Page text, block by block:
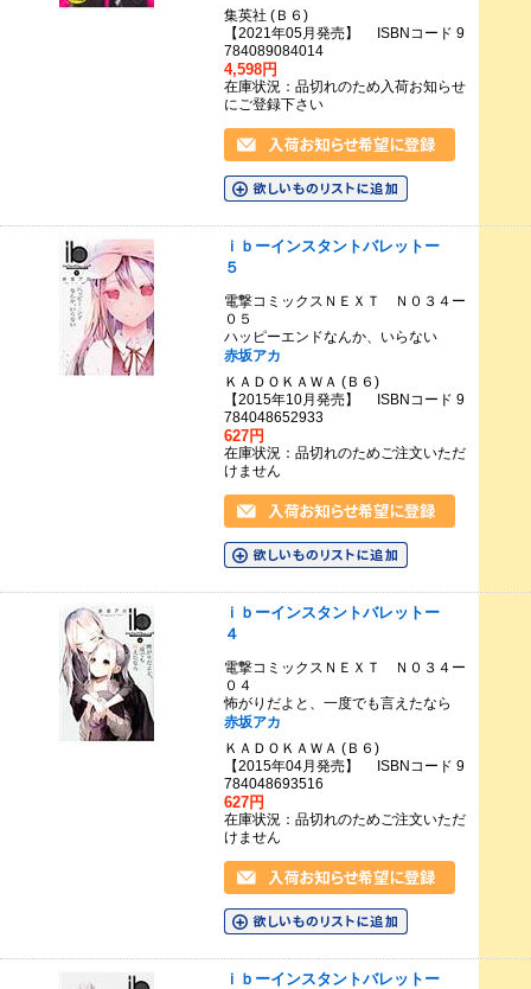
集英社 (Ｂ６)
【2021年05月発売】 ISBNコード 9
784089084014
4,598円
在庫状況：品切れのため入荷お知らせ
にご登録下さい
ｉｂーインスタントバレットー
５
電撃コミックスＮＥＸＴ Ｎ０３４ー
０５
ハッピーエンドなんか、いらない
赤坂アカ
ＫＡＤＯＫＡＷＡ (Ｂ６)
【2015年10月発売】 ISBNコード 9
784048652933
627円
在庫状況：品切れのためご注文いただ
けません
ｉｂーインスタントバレットー
４
電撃コミックスＮＥＸＴ Ｎ０３４ー
０４
怖がりだよと、一度でも言えたなら
赤坂アカ
ＫＡＤＯＫＡＷＡ (Ｂ６)
【2015年04月発売】 ISBNコード 9
784048693516
627円
在庫状況：品切れのためご注文いただ
けません
ｉｂーインスタントバレットー